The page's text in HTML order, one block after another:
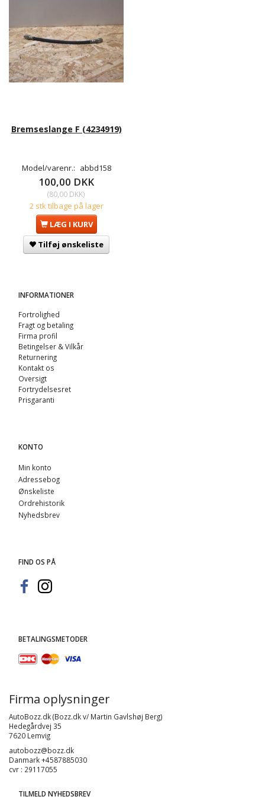
Bremseslange F (4234919)
Model/varenr.: abbd158
100,00 DKK
(80,00 DKK)
2 stk tilbage på lager
LÆG I KURV
Tilføj ønskeliste
INFORMATIONER
Fortrolighed
Fragt og betaling
Firma profil
Betingelser & Vilkår
Returnering
Kontakt os
Oversigt
Fortrydelsesret
Prisgaranti
KONTO
Min konto
Adressebog
Ønskeliste
Ordrehistorik
Nyhedsbrev
FIND OS PÅ
BETALINGSMETODER
Firma oplysninger
AutoBozz.dk (Bozz.dk v/ Martin Gavlshøj Berg)
Hedegårdvej 35
7620 Lemvig
autobozz@bozz.dk
Danmark +4587885030
cvr : 29117055
TILMELD NYHEDSBREV